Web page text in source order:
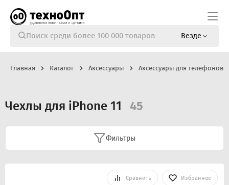
Везде
Главная Каталог Аксессуары Аксессуары для телефонов
Чехлы для iPhone 11 45
Фильтры
Сравнить Избранное